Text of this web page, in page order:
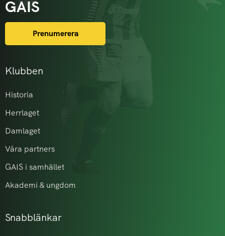
Klubben
Historia
Herrlaget
Damlaget
Våra partners
GAIS i samhället
Akademi & ungdom
Snabblänkar
GAIS
Prenumerera